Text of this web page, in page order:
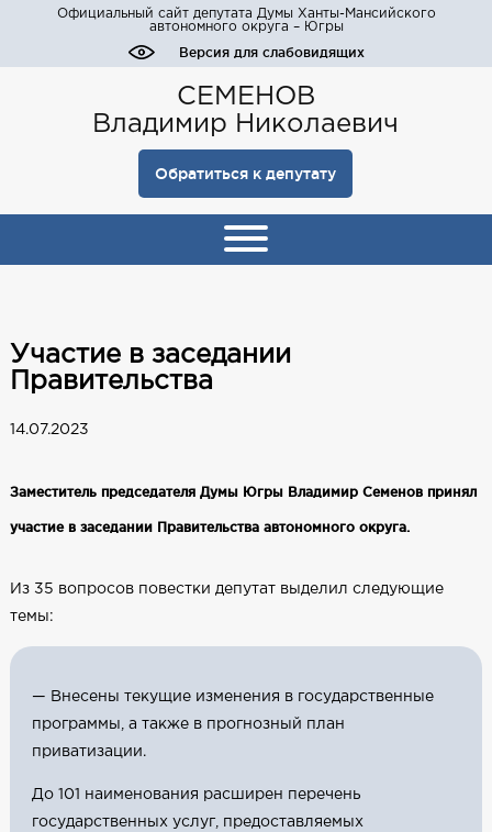
Официальный сайт депутата Думы Ханты-Мансийского
автономного округа – Югры
Версия для слабовидящих
СЕМЕНОВ
Владимир Николаевич
Обратиться к депутату
Участие в заседании
Правительства
14.07.2023
Заместитель председателя Думы Югры Владимир Семенов принял
участие в заседании Правительства автономного округа.
Из 35 вопросов повестки депутат выделил следующие
темы:
— Внесены текущие изменения в государственные
программы, а также в прогнозный план
приватизации.
До 101 наименования расширен перечень
государственных услуг, предоставляемых